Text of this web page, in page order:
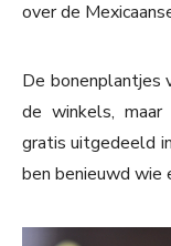
over de
De bonenplantjes
de winkels,
gratis uitgedeeld
ben benieuwd